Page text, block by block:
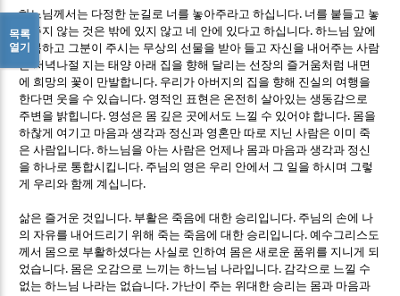
하느님께서는 다정한 눈길로 너를 놓아주라고 하십니다. 너를 붙들고 놓
아주지 않는 것은 밖에 있지 않고 네 안에 있다고 하십니다.하느님 앞에
굴복하고 그분이 주시는 무상의 선물을 받아 들고 자신을 내어주는 사람
은 저녁나절 지는 태양 아래 집을 향해 달리는 선장의 즐거움처럼 내면
에 희망의 꽃이 만발합니다. 우리가 아버지의 집을 향해 진실의 여행을
한다면 웃을 수 있습니다. 영적인 표현은 온전히 살아있는 생동감으로
주변을 밝힙니다. 영성은 몸 깊은 곳에서도 느낄 수 있어야 합니다. 몸을
하찮게 여기고 마음과 생각과 정신과 영혼만 따로 지닌 사람은 이미 죽
은 사람입니다.하느님을 아는 사람은 언제나 몸과 마음과 생각과 정신
을 하나로 통합시킵니다. 주님의 영은 우리 안에서 그 일을 하시며 그렇
게 우리와 함께 계십니다.
삶은 즐거운 것입니다. 부활은 죽음에 대한 승리입니다. 주님의 손에 나
의 자유를 내어드리기 위해 죽는 죽음에 대한 승리입니다.예수그리스도
께서 몸으로 부활하셨다는 사실로 인하여 몸은 새로운 품위를 지니게 되
었습니다. 몸은 오감으로 느끼는 하느님 나라입니다. 감각으로 느낄 수
없는 하느님 나라는 없습니다. 가난이 주는 위대한 승리는 몸과 마음과
목록
열기